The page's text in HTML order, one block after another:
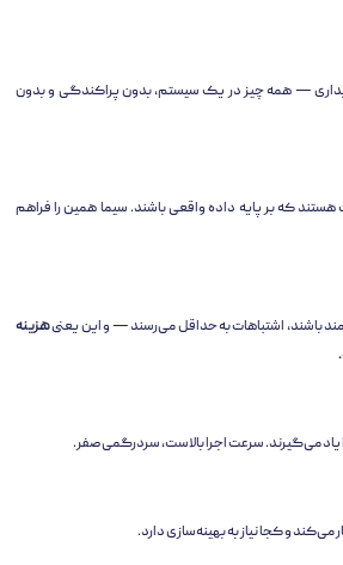
— همه چیز در یک سیستم، بدون پراکندگی و بدون
که بر پایه داده واقعی باشند. سیما همین را فراهم
باشند، اشتباهات به حداقل می‌رسند — و این یعنیهزینه
یاد می‌گیرند. سرعت اجرا بالاست، سردرگمی صفر.
و کجا نیاز به بهینه‌سازی دارد.